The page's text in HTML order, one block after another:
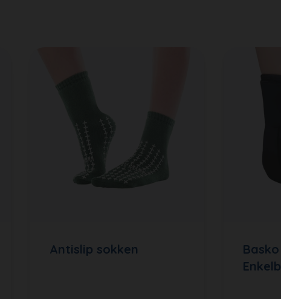
Antislip sokken
Basko